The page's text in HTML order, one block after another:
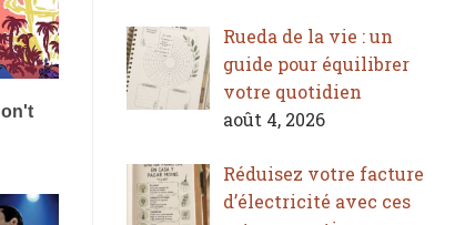
Rueda de la vie : un
guide pour équilibrer
votre quotidien
août 4, 2026
Réduisez votre facture
d’électricité avec ces